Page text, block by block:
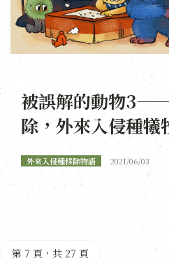
被誤解的動物
除，外來入侵種犧
外來入侵種移除物語 2021/06/03
第 7 頁，共 27 頁